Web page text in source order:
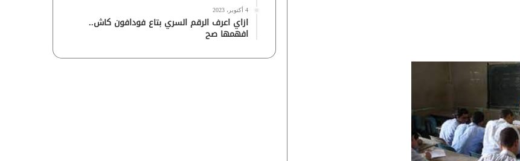
4 أكتوبر، 2023
ازاي اعرف الرقم السري بتاع فودافون كاش..
افهمها صح